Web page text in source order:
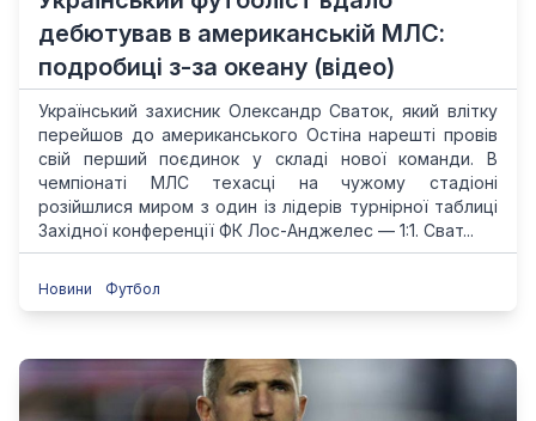
дебютував в американській МЛС:
подробиці з-за океану (відео)
Український захисник Олександр Сваток, який влітку
перейшов до американського Остіна нарешті провів
свій перший поєдинок у складі нової команди. В
чемпіонаті МЛС техасці на чужому стадіоні
розійшлися миром з один із лідерів турнірної таблиці
Західної конференції ФК Лос-Анджелес — 1:1. Сват...
Новини Футбол